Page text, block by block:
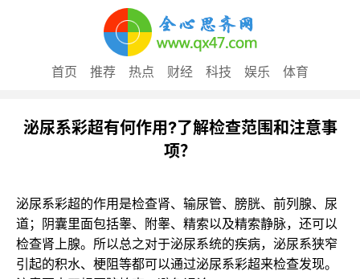
首页 推荐 热点 财经 科技 娱乐 体育
泌尿系彩超有何作用?了解检查范围和注意事
项？
泌尿系彩超的作用是检查肾、输尿管、膀胱、前列腺、尿
道；阴囊里面包括睾、附睾、精索以及精索静脉，还可以
检查肾上腺。所以总之对于泌尿系统的疾病，泌尿系狭窄
引起的积水、梗阻等都可以通过泌尿系彩超来检查发现。